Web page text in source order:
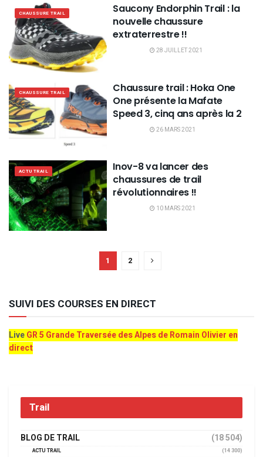
CHAUSSURE TRAIL
Saucony Endorphin Trail : la
nouvelle chaussure
extraterrestre !!
28 JUILLET 2021
CHAUSSURE TRAIL
Chaussure trail : Hoka One
One présente la Mafate
Speed 3, cinq ans après la 2
26 MARS 2021
ACTU TRAIL
Inov-8 va lancer des
chaussures de trail
révolutionnaires !!
10 MARS 2021
1 2
SUIVI DES COURSES EN DIRECT
LiveGR 5 Grande Traversée des Alpes de Romain Olivier en
direct
Trail
BLOG DE TRAIL (18 504)
ACTU TRAIL
(14 300)